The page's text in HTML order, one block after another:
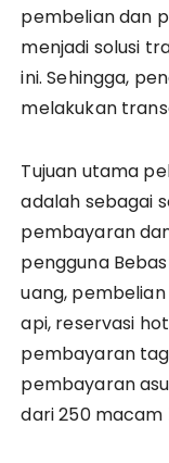
pembelian dan
menjadi solusi
ini. Sehingga,
melakukan
Tujuan utama
adalah sebagai
pembayaran
pengguna
uang,
api, reservasi
pembayaran
pembayaran
dari 250